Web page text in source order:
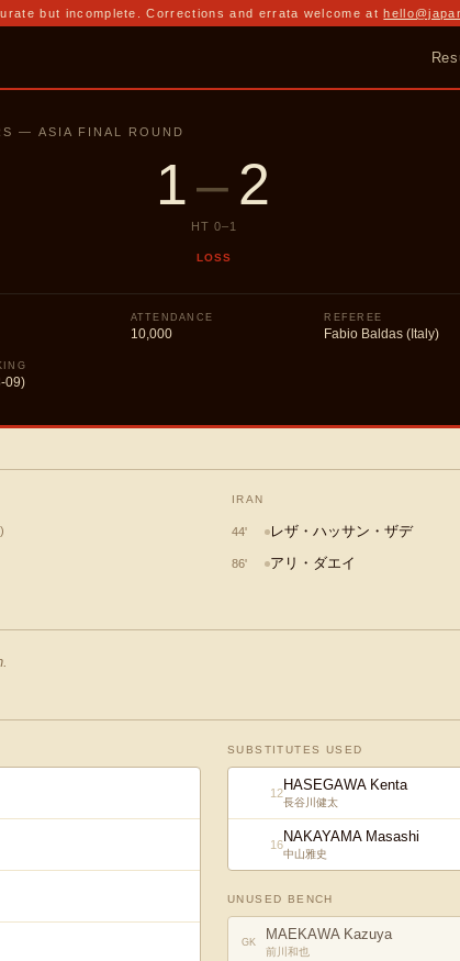
but incomplete. Corrections and errata welcome at
— ASIA FINAL ROUND
1–2
HT 0–1
LOSS
ATTENDANCE
10,000
REFEREE
Fabio Baldas (Italy)
09)
)
IRAN
44' レザ・ハッサン・ザデ
86' アリ・ダエイ
SUBSTITUTES USED
12HASEGAWA Kenta
長谷川健太
16NAKAYAMA Masashi
中山雅史
UNUSED BENCH
GK MAEKAWA Kazuya
前川和也